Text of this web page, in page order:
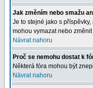
Jak změním nebo smažu
Je to stejné jako s
mohou vymazat nebo
Návrat nahoru
Proč se nemohu dostat k
Některá fóra mohou být
Návrat nahoru